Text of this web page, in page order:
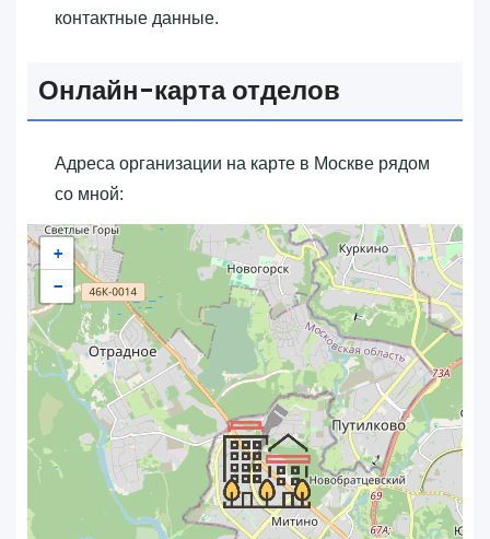
контактные данные.
Онлайн-карта отделов
Адреса организации на карте в Москве рядом
со мной:
+
−